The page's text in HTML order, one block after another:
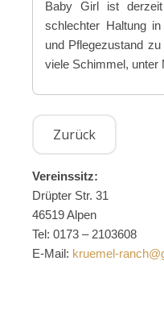
Baby Girl ist
schlechter Haltung
und Pflegezustand
viele Schimmel, unter
Vereinssitz:
Drüpter Str. 31
46519 Alpen
Tel: 0173 – 2103608
E-Mail: kruemel-